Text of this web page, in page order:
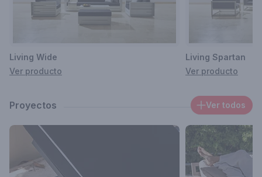
Living Wide
Ver producto
Living Spartan
Ver producto
Proyectos Ver todos